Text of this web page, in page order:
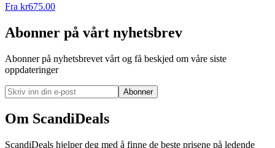
Fra kr675.00
Abonner på vårt nyhetsbrev
Abonner på nyhetsbrevet vårt og få beskjed om våre siste
oppdateringer
Abonner
Om ScandiDeals
ScandiDeals hjelper deg med å finne de beste prisene på ledende